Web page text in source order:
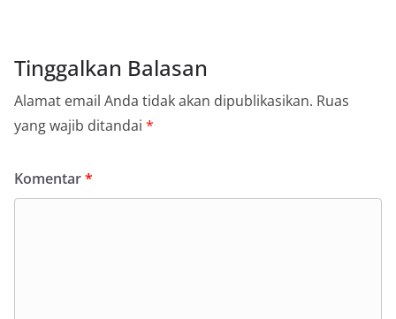
Tinggalkan Balasan
Alamat email Anda tidak akan dipublikasikan. Ruas
yang wajib ditandai *
Komentar*